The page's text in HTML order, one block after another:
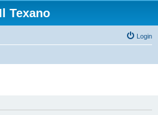
Il Texano
Login